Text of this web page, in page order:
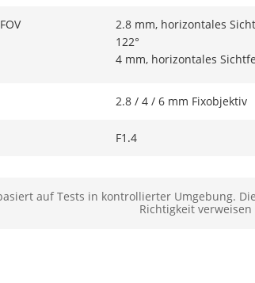
2.8 mm, horizontales
122°
4 mm, horizontales
2.8 / 4 / 6 mm Fixobjektiv
F1.4
auf Tests in kontrollierter Umgebung.
Richtigkeit